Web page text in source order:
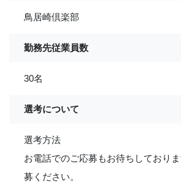
鳥居崎倶楽部
勤務先従業員数
30名
選考について
選考方法
お電話でのご応募もお待ちしており
募ください。